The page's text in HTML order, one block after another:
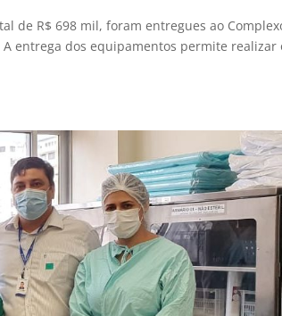
de R$ 698 mil, foram entregues ao
entrega dos equipamentos permite realizar